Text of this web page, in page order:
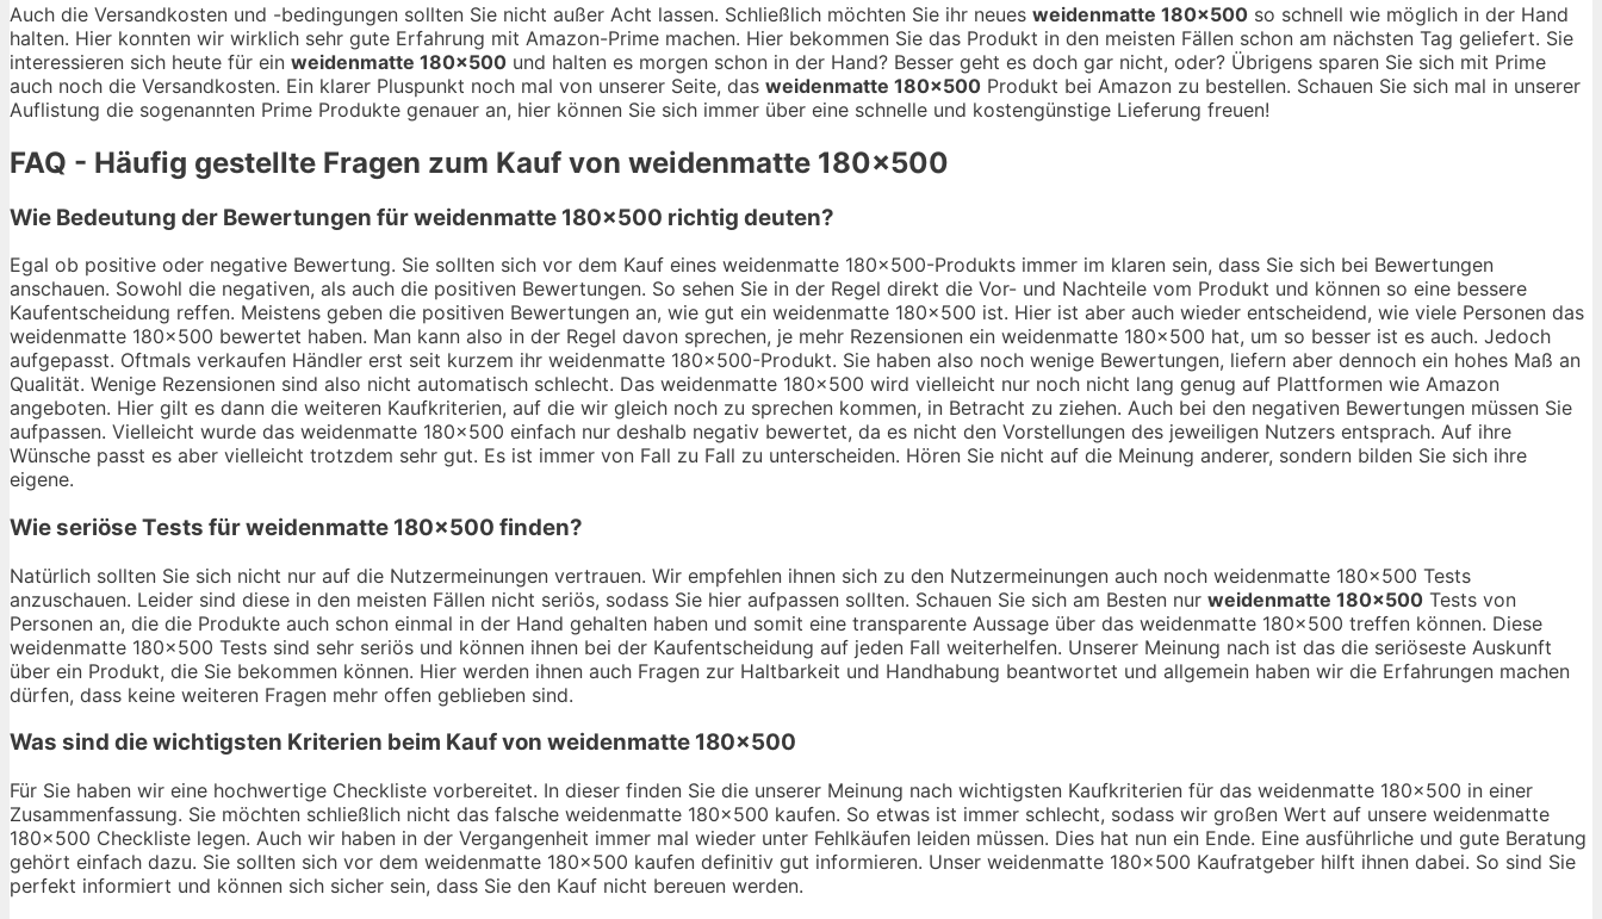
Auch die Versandkosten und -bedingungen sollten Sie nicht außer Acht lassen. Schließlich möchten Sie ihr neues weidenmatte 180×500 so schnell wie möglich in der Hand
halten. Hier konnten wir wirklich sehr gute Erfahrung mit Amazon-Prime machen. Hier bekommen Sie das Produkt in den meisten Fällen schon am nächsten Tag geliefert. Sie
interessieren sich heute für ein weidenmatte 180×500 und halten es morgen schon in der Hand? Besser geht es doch gar nicht, oder? Übrigens sparen Sie sich mit Prime
auch noch die Versandkosten. Ein klarer Pluspunkt noch mal von unserer Seite, das weidenmatte 180×500 Produkt bei Amazon zu bestellen. Schauen Sie sich mal in unserer
Auflistung die sogenannten Prime Produkte genauer an, hier können Sie sich immer über eine schnelle und kostengünstige Lieferung freuen!
FAQ - Häufig gestellte Fragen zum Kauf von weidenmatte 180×500
Wie Bedeutung der Bewertungen für weidenmatte 180×500 richtig deuten?
Egal ob positive oder negative Bewertung. Sie sollten sich vor dem Kauf eines weidenmatte 180×500-Produkts immer im klaren sein, dass Sie sich bei Bewertungen
anschauen. Sowohl die negativen, als auch die positiven Bewertungen. So sehen Sie in der Regel direkt die Vor- und Nachteile vom Produkt und können so eine bessere
Kaufentscheidung reffen. Meistens geben die positiven Bewertungen an, wie gut ein weidenmatte 180×500 ist. Hier ist aber auch wieder entscheidend, wie viele Personen das
weidenmatte 180×500 bewertet haben. Man kann also in der Regel davon sprechen, je mehr Rezensionen ein weidenmatte 180×500 hat, um so besser ist es auch. Jedoch
aufgepasst. Oftmals verkaufen Händler erst seit kurzem ihr weidenmatte 180×500-Produkt. Sie haben also noch wenige Bewertungen, liefern aber dennoch ein hohes Maß an
Qualität. Wenige Rezensionen sind also nicht automatisch schlecht. Das weidenmatte 180×500 wird vielleicht nur noch nicht lang genug auf Plattformen wie Amazon
angeboten. Hier gilt es dann die weiteren Kaufkriterien, auf die wir gleich noch zu sprechen kommen, in Betracht zu ziehen. Auch bei den negativen Bewertungen müssen Sie
aufpassen. Vielleicht wurde das weidenmatte 180×500 einfach nur deshalb negativ bewertet, da es nicht den Vorstellungen des jeweiligen Nutzers entsprach. Auf ihre
Wünsche passt es aber vielleicht trotzdem sehr gut. Es ist immer von Fall zu Fall zu unterscheiden. Hören Sie nicht auf die Meinung anderer, sondern bilden Sie sich ihre
eigene.
Wie seriöse Tests für weidenmatte 180×500 finden?
Natürlich sollten Sie sich nicht nur auf die Nutzermeinungen vertrauen. Wir empfehlen ihnen sich zu den Nutzermeinungen auch noch weidenmatte 180×500 Tests
anzuschauen. Leider sind diese in den meisten Fällen nicht seriös, sodass Sie hier aufpassen sollten. Schauen Sie sich am Besten nur weidenmatte 180×500 Tests von
Personen an, die die Produkte auch schon einmal in der Hand gehalten haben und somit eine transparente Aussage über das weidenmatte 180×500 treffen können. Diese
weidenmatte 180×500 Tests sind sehr seriös und können ihnen bei der Kaufentscheidung auf jeden Fall weiterhelfen. Unserer Meinung nach ist das die seriöseste Auskunft
über ein Produkt, die Sie bekommen können. Hier werden ihnen auch Fragen zur Haltbarkeit und Handhabung beantwortet und allgemein haben wir die Erfahrungen machen
dürfen, dass keine weiteren Fragen mehr offen geblieben sind.
Was sind die wichtigsten Kriterien beim Kauf von weidenmatte 180×500
Für Sie haben wir eine hochwertige Checkliste vorbereitet. In dieser finden Sie die unserer Meinung nach wichtigsten Kaufkriterien für das weidenmatte 180×500 in einer
Zusammenfassung. Sie möchten schließlich nicht das falsche weidenmatte 180×500 kaufen. So etwas ist immer schlecht, sodass wir großen Wert auf unsere weidenmatte
180×500 Checkliste legen. Auch wir haben in der Vergangenheit immer mal wieder unter Fehlkäufen leiden müssen. Dies hat nun ein Ende. Eine ausführliche und gute Beratung
gehört einfach dazu. Sie sollten sich vor dem weidenmatte 180×500 kaufen definitiv gut informieren. Unser weidenmatte 180×500 Kaufratgeber hilft ihnen dabei. So sind Sie
perfekt informiert und können sich sicher sein, dass Sie den Kauf nicht bereuen werden.